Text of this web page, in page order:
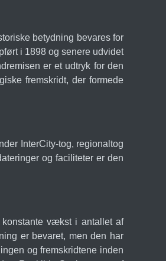
betydning bevares for
i 1898 og senere udvidet
er et udtryk for den
fremskridt, der formede
InterCity-tog, regionaltog
og faciliteter er den
vækst i antallet af
er bevaret, men den har
og fremskridtene inden